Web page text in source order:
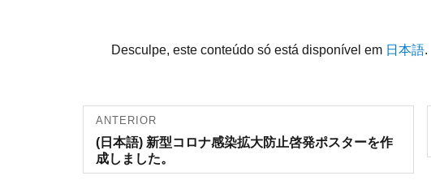
Desculpe, este conteúdo só está disponível em 日本語.
Navegação
de artigos
ANTERIOR
Artigo
anterior:
(日本語) 新型コロナ感染拡大防止啓発ポスターを作
成しました。